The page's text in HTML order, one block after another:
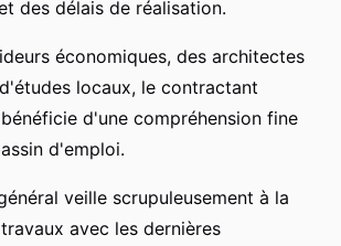
des délais de réalisation.
économiques, des architectes
locaux, le contractant
d'une compréhension fine
d'emploi.
veille scrupuleusement à la
avec les dernières